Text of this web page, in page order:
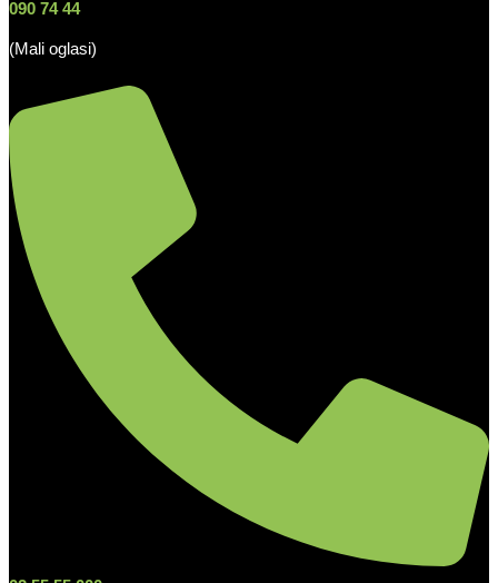
090 74 44
(Mali oglasi)